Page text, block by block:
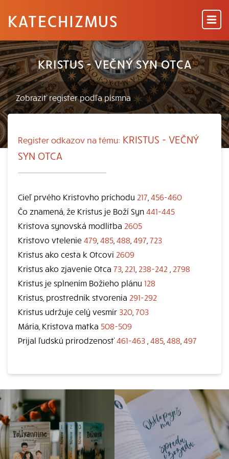
KATECHIZMUS
KRISTUS - VEČNÝ SYN OTCA
Register odkazov na tému: KRISTUS - VEČNÝ
SYN OTCA
Cieľ prvého Kristovho príchodu 217 456-460
Čo znamená, že Kristus je Boží Syn 441-445
Kristova synovská modlitba 2605
Kristovo vtelenie 479 485 488 497 723
Kristus ako cesta k Otcovi 2609
Kristus ako zjavenie Otca 73 221 238-242 2798
Kristus je splnením Božieho plánu 128
Kristus, prostredník stvorenia 291-292
Kristus udržuje celý vesmír 320 703
Mária, Kristova matka 508-509
Prijal ľudskú prirodzenosť461-463 485 488 497